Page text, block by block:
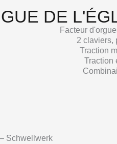
DE
Facteur
2 claviers,
Traction
Traction
– Schwellwerk